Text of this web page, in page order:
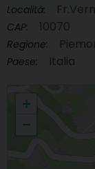
Località:
CAP: 10070
Regione:
Paese: Italia
+
−